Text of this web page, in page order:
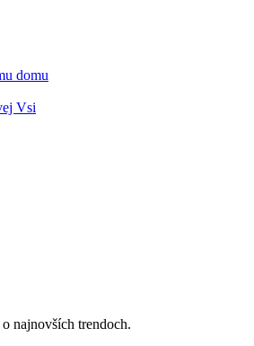
domu
Vsi
najnovších trendoch.